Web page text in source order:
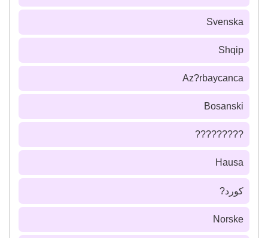
Svenska
Shqip
Az?rbaycanca
Bosanski
?????????
Hausa
كورد?
Norske